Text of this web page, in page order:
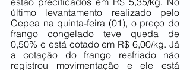
último levantamento realizado pelo
Cepea na quinta-feira (01), o preço do
frango congelado teve queda de
0,50% e está cotado em R$ 6,00/kg. Já
a cotação do frango resfriado não
registrou movimentação e ele está